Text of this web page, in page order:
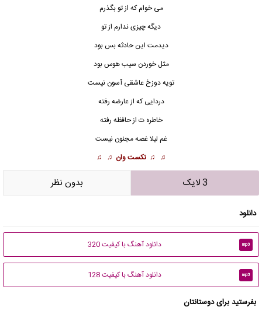
می خوام که از تو بگذرم
دیگه چیزی ندارم از تو
دیدمت این حادثه بس بود
مثل خوردن سیب هوس بود
تویه دوزخ عاشقی آسون نیست
دردایی که از عارضه رفته
خاطره ت از حافظه رفته
غم لیلاغصه مجنون نیست
♫ ♫ نکست وان ♫ ♫
3 لایک بدون نظر
دانلود
mp3 دانلود آهنگ با کیفیت 320
mp3 دانلود آهنگ با کیفیت 128
بفرستید برای دوستانتان